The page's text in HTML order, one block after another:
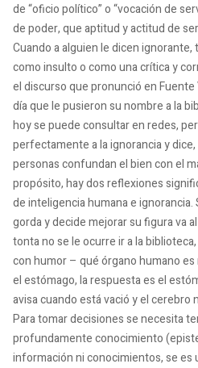
de “oficio político” o “vocación de
de poder, que aptitud y actitud de
Cuando a alguien le dicen
como insulto o como una crítica y
el discurso que pronunció en
día que le pusieron su nombre a la
hoy se puede consultar en redes,
perfectamente a la ignorancia y dice,
personas confundan el bien con el
propósito, hay dos reflexiones
de inteligencia humana e ignorancia.
gorda y decide mejorar su figura va
tonta no se le ocurre ir a la
con humor – qué órgano humano
el estómago, la respuesta es el
avisa cuando está vació y el cerebro
Para tomar decisiones se necesita
profundamente conocimiento
información ni conocimientos, se es